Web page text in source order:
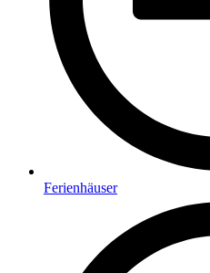
Ferienhäuser